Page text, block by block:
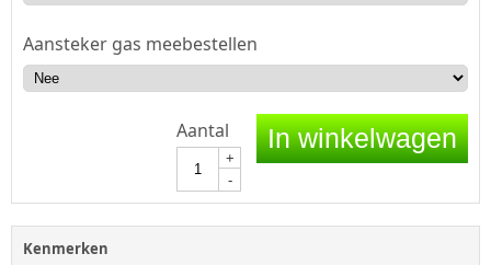
Aansteker gas meebestellen
Aantal
+
-
In winkelwagen
Kenmerken